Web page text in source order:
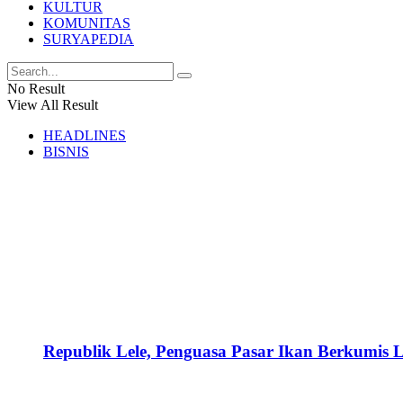
KULTUR
KOMUNITAS
SURYAPEDIA
No Result
View All Result
HEADLINES
BISNIS
Republik Lele, Penguasa Pasar Ikan Berkumis